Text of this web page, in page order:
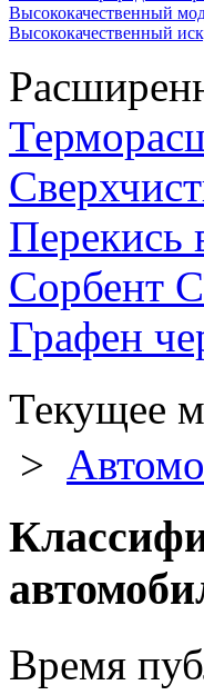
Высококачественный
Высококачественный
Перекись
Сорбент
Графен
Текущее
>
Время